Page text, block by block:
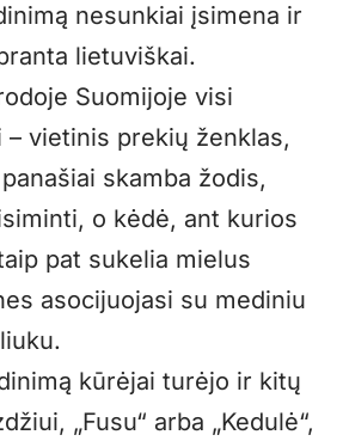
nesunkiai įsimena ir
lietuviškai.
Suomijoje visi
– vietinis prekių ženklas,
skamba žodis,
o kėdė, ant kurios
pat sukelia mielus
asocijuojasi su mediniu
kūrėjai turėjo ir kitų
„Fusu“ arba „Kedulė“,